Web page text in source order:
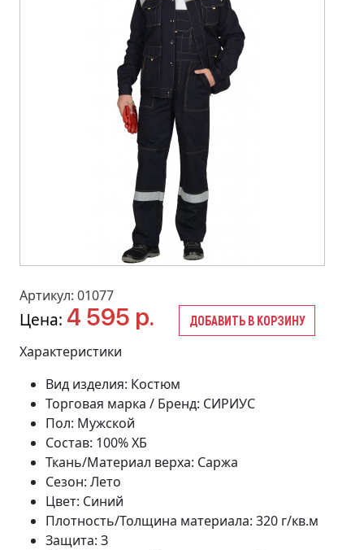
Артикул: 01077
Цена: 4 595 р. ДОБАВИТЬ В КОРЗИНУ
Характеристики
Вид изделия: Костюм
Торговая марка / Бренд: СИРИУС
Пол: Мужской
Состав: 100% ХБ
Ткань/Материал верха: Саржа
Сезон: Лето
Цвет: Синий
Плотность/Толщина материала: 320 г/кв.м
Защита: З